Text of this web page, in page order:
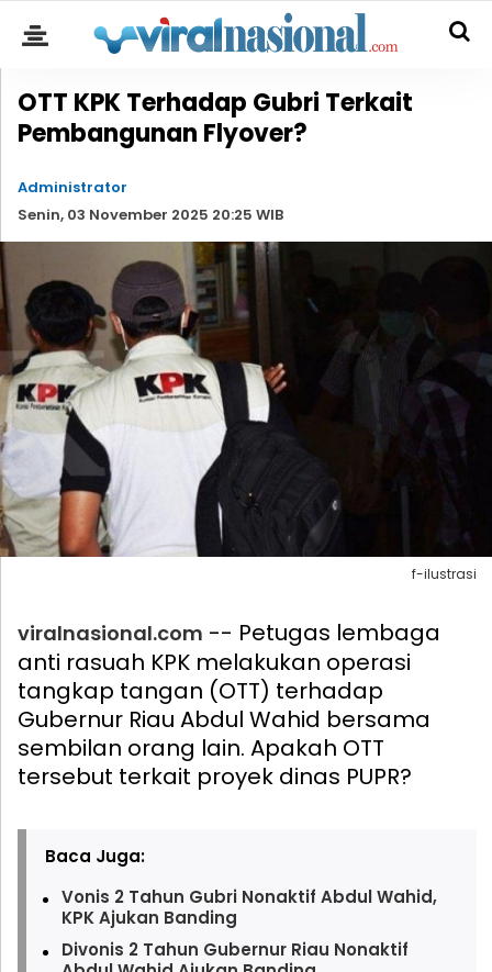
OTT KPK Terhadap Gubri Terkait
Pembangunan Flyover?
Administrator
Senin, 03 November 2025 20:25 WIB
f-ilustrasi
viralnasional.com -- Petugas lembaga
anti rasuah KPK melakukan operasi
tangkap tangan (OTT) terhadap
Gubernur Riau Abdul Wahid bersama
sembilan orang lain. Apakah OTT
tersebut terkait proyek dinas PUPR?
Baca Juga:
Vonis 2 Tahun Gubri Nonaktif Abdul Wahid,
KPK Ajukan Banding
Divonis 2 Tahun Gubernur Riau Nonaktif